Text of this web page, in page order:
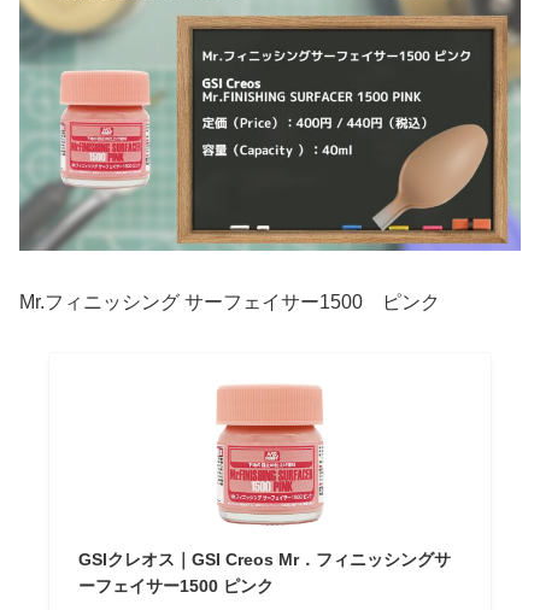
Mr.フィニッシング サーフェイサー1500 ピンク
GSIクレオス｜GSI Creos Mr．フィニッシングサ
ーフェイサー1500 ピンク